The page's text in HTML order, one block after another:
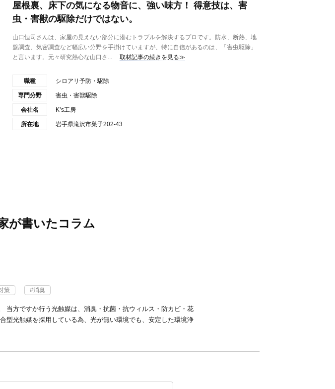
屋根裏、床下の気になる物音に、強い味方！ 得意技は、害
虫・害獣の駆除だけではない。
山口恒司さんは、家屋の見えない部分に潜むトラブルを解決するプロです。防水、断熱、地
盤調査、気密調査など幅広い分野を手掛けていますが、特に自信があるのは、「害虫駆除」
と言います。元々研究熱心な山口さ...
取材記事の続きを見る≫
職種 シロアリ予防・駆除
専門分野 害虫・害獣駆除
会社名 K’s工房
所在地 岩手県滝沢市巣子202-43
が書いたコラム
策 消臭
当方ですか行う光触媒は、消臭・抗菌・抗ウィルス・防カビ・花
型光触媒を採用している為、光が無い環境でも、安定した環境浄